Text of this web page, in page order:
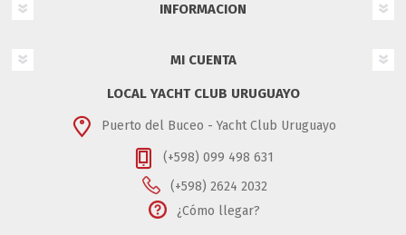
INFORMACION
MI CUENTA
LOCAL YACHT CLUB URUGUAYO
Puerto del Buceo - Yacht Club Uruguayo
(+598) 099 498 631
(+598) 2624 2032
¿Cómo llegar?